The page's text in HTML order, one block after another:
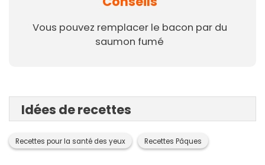
Vous pouvez remplacer le bacon par du
saumon fumé
Idées de recettes
Recettes pour la santé des yeux Recettes Pâques